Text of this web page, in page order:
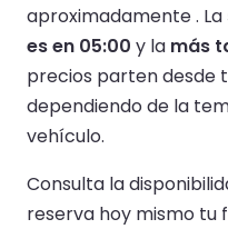
aproximadamente . La
es en 05:00 y la más
precios parten desde
dependiendo de la
vehículo.
Consulta la
reserva hoy mismo tu